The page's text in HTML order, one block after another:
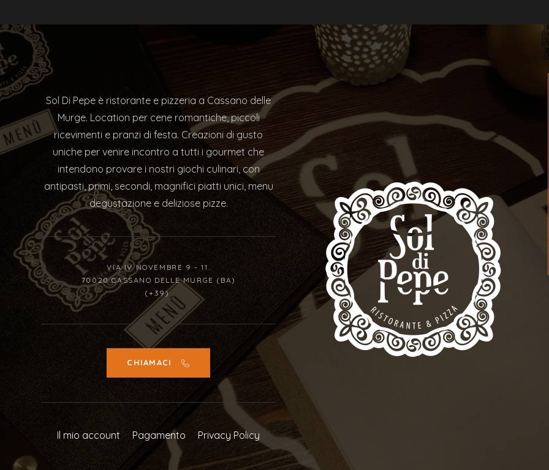
Sol Di Pepe è ristorante e pizzeria a Cassano delle
Murge. Location per cene romantiche, piccoli
ricevimenti e pranzi di festa. Creazioni di gusto
uniche per venire incontro a tutti i gourmet che
intendono provare i nostri giochi culinari, con
antipasti, primi, secondi, magnifici piatti unici, menu
degustazione e deliziose pizze.
VIA IV NOVEMBRE 9 - 11.
70020 CASSANO DELLE MURGE (BA)
(+39)
CHIAMACI
Il mio account Pagamento Privacy Policy